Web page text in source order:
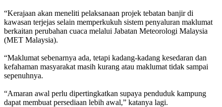
“Kerajaan akan meneliti pelaksanaan projek tebatan banjir di
kawasan terjejas selain memperkukuh sistem penyaluran maklumat
berkaitan perubahan cuaca melalui Jabatan Meteorologi Malaysia
(MET Malaysia).
“Maklumat sebenarnya ada, tetapi kadang-kadang kesedaran dan
kefahaman masyarakat masih kurang atau maklumat tidak sampai
sepenuhnya.
“Amaran awal perlu dipertingkatkan supaya penduduk kampung
dapat membuat persediaan lebih awal,” katanya lagi.